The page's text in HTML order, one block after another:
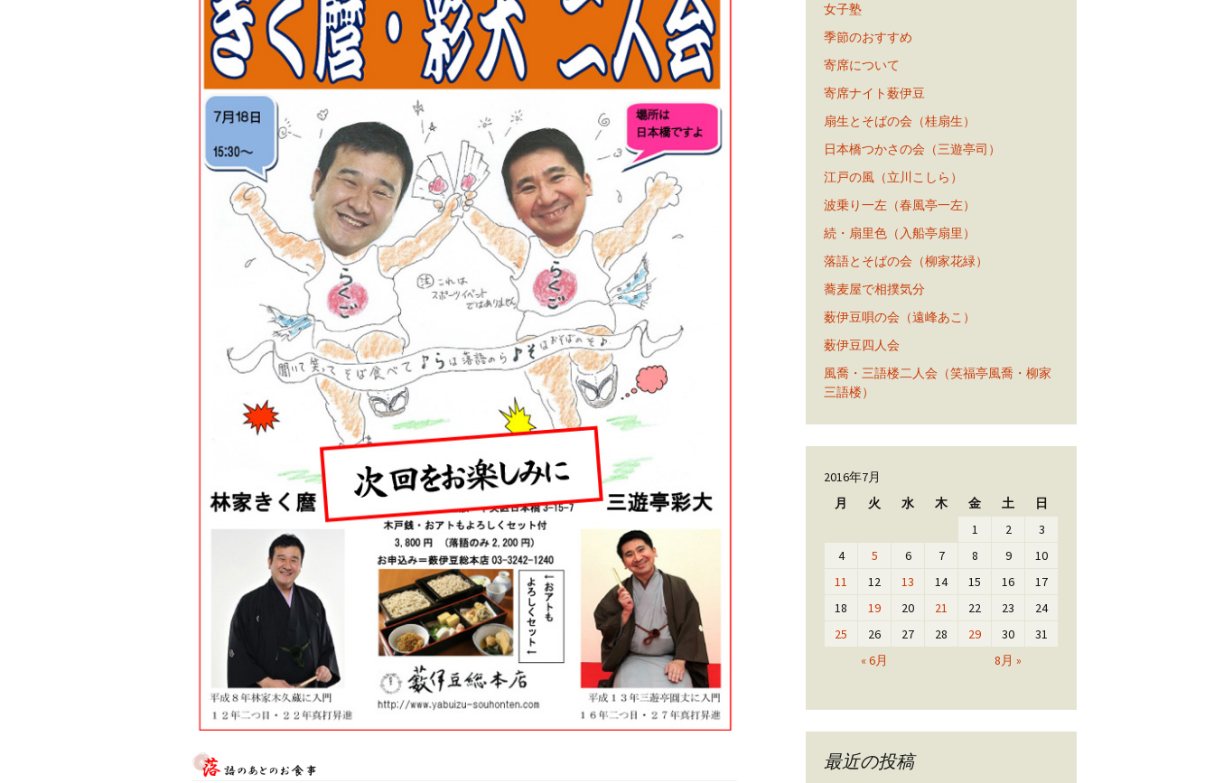
女子塾
季節のおすすめ
寄席について
寄席ナイト薮伊豆
扇生とそばの会（桂扇生）
日本橋つかさの会（三遊亭司）
江戸の風（立川こしら）
波乗り一左（春風亭一左）
続・扇里色（入船亭扇里）
落語とそばの会（柳家花緑）
蕎麦屋で相撲気分
薮伊豆唄の会（遠峰あこ）
薮伊豆四人会
風喬・三語楼二人会（笑福亭風喬・柳家
三語楼）
2016年7月
月
火 水 木 金 土 日
« 6月 8月 »
1 2
3
4
5 6 7 8 9
10
11
12 13 14 15 16
17
18
19 20 21 22 23
24
25
26 27 28 29 30 31
最近の投稿